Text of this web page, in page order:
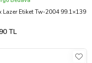
Lazer Etiket Tw-2004 99.1×139
TL